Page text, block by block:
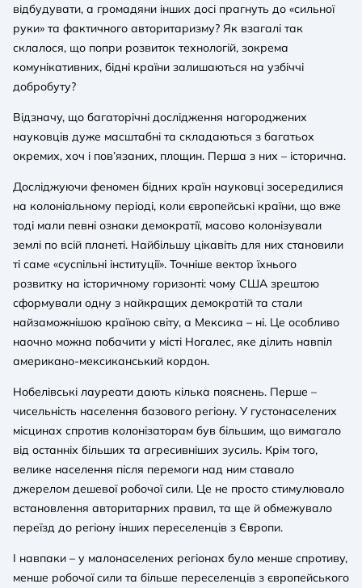
відбудувати, а громадяни інших досі прагнуть до «сильної
руки» та фактичного авторитаризму? Як взагалі так
склалося, що попри розвиток технологій, зокрема
комунікативних, бідні країни залишаються на узбіччі
добробуту?
Відзначу, що багаторічні дослідження нагороджених
науковців дуже масштабні та складаються з багатьох
окремих, хоч і пов’язаних, площин. Перша з них – історична.
Досліджуючи феномен бідних країн науковці зосередилися
на колоніальному періоді, коли європейські країни, що вже
тоді мали певні ознаки демократії, масово колонізували
землі по всій планеті. Найбільшу цікавіть для них становили
ті саме «суспільні інституції». Точніше вектор їхнього
розвитку на історичному горизонті: чому США зрештою
сформували одну з найкращих демократій та стали
найзаможнішою країною світу, а Мексика – ні. Це особливо
наочно можна побачити у місті Ногалес, яке ділить навпіл
американо-мексиканський кордон.
Нобелівські лауреати дають кілька пояснень. Перше –
чисельність населення базового регіону. У густонаселених
місцинах спротив колонізаторам був більшим, що вимагало
від останніх більших та агресивніших зусиль. Крім того,
велике населення після перемоги над ним ставало
джерелом дешевої робочої сили. Це не просто стимулювало
встановлення авторитарних правил, та ще й обмежувало
переїзд до регіону інших переселенців з Європи.
І навпаки – у малонаселених регіонах було менше спротиву,
менше робочої сили та більше переселенців з європейського